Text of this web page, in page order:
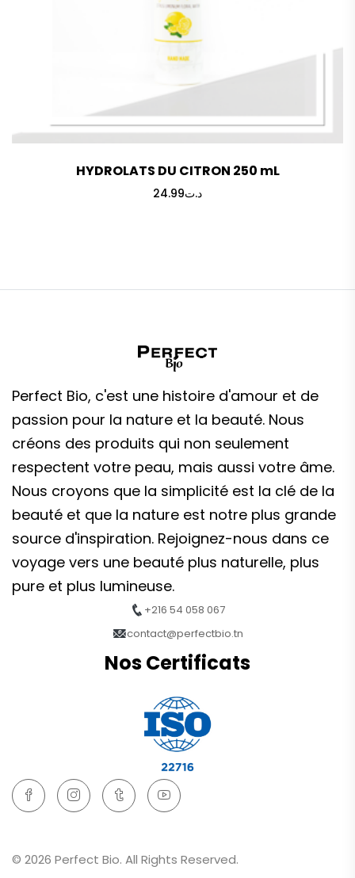
HYDROLATS DU CITRON 250 mL
د.ت24.99
Perfect Bio, c'est une histoire d'amour et de
passion pour la nature et la beauté. Nous
créons des produits qui non seulement
respectent votre peau, mais aussi votre âme.
Nous croyons que la simplicité est la clé de la
beauté et que la nature est notre plus grande
source d'inspiration. Rejoignez-nous dans ce
voyage vers une beauté plus naturelle, plus
pure et plus lumineuse.
+216 54 058 067
contact@perfectbio.tn
Nos Certificats
© 2026 Perfect Bio. All Rights Reserved.